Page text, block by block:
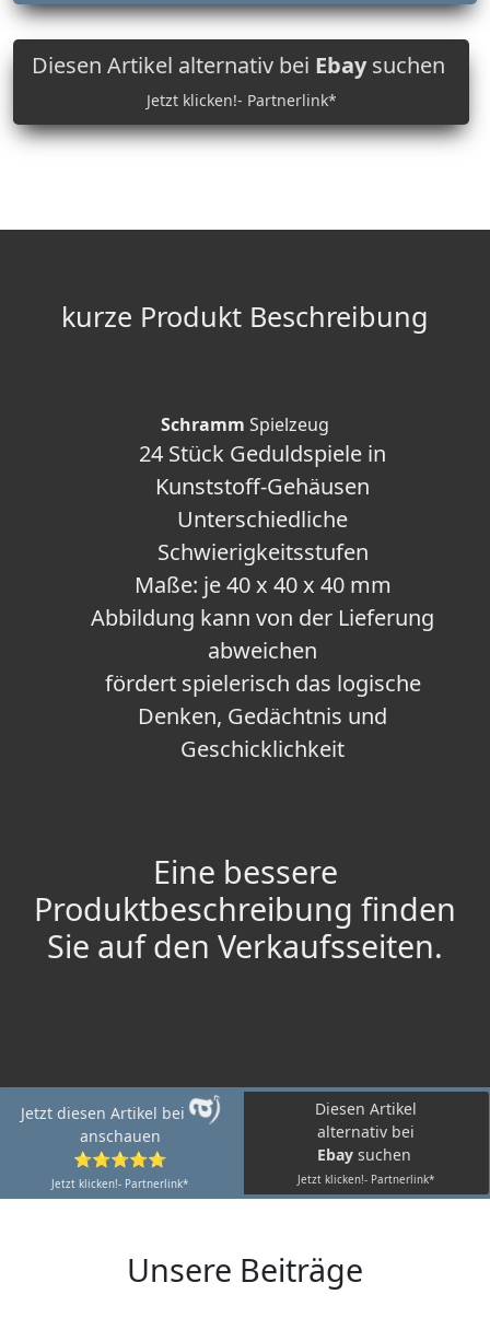
Diesen Artikel alternativ bei Ebaysuchen
Jetzt klicken!- Partnerlink*
kurze Produkt Beschreibung
Schramm Spielzeug
24 Stück Geduldspiele in
Kunststoff-Gehäusen
Unterschiedliche
Schwierigkeitsstufen
Maße: je 40 x 40 x 40 mm
Abbildung kann von der Lieferung
abweichen
fördert spielerisch das logische
Denken, Gedächtnis und
Geschicklichkeit
Eine bessere
Produktbeschreibung finden
Sie auf den Verkaufsseiten.
Jetzt diesen Artikel bei
anschauen
⭐⭐⭐⭐⭐
Jetzt klicken!- Partnerlink*
Diesen Artikel
alternativ bei
Ebay suchen
Jetzt klicken!- Partnerlink*
Unsere Beiträge